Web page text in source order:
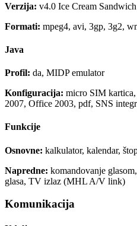
Verzija: v4.0 Ice Cream Sandwich
Formati: mpeg4, avi, 3gp, 3g2,
Java
Profil: da, MIDP emulator
Konfiguracija: micro SIM
2007, Office 2003, pdf, SNS
Funkcije
Osnovne: kalkulator, kalendar,
Napredne: komandovanje
glasa, TV izlaz (MHL A/V link)
Komunikacija